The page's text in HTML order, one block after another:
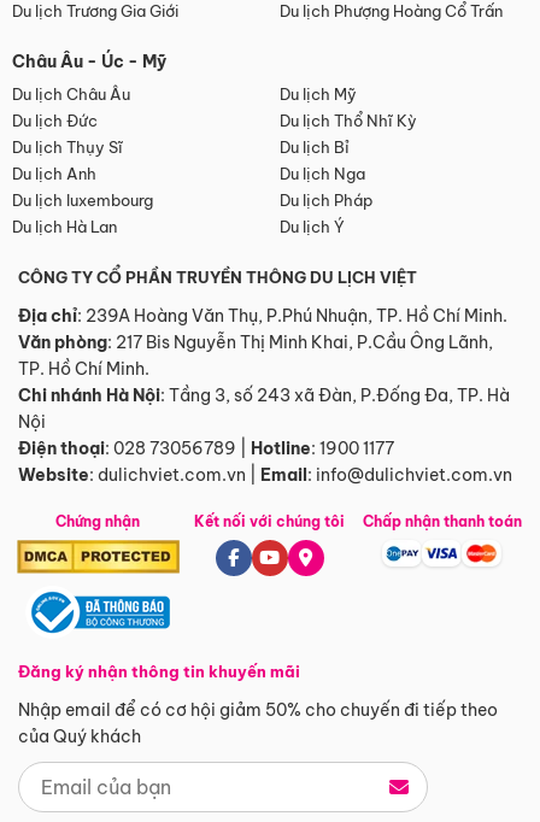
Du lịch Trương Gia Giới
Du lịch Phượng Hoàng Cổ Trấn
Châu Âu - Úc - Mỹ
Du lịch Châu Âu
Du lịch Mỹ
Du lịch Đức
Du lịch Thổ Nhĩ Kỳ
Du lịch Thụy Sĩ
Du lịch Bỉ
Du lịch Anh
Du lịch Nga
Du lịch luxembourg
Du lịch Pháp
Du lịch Hà Lan
Du lịch Ý
CÔNG TY CỔ PHẦN TRUYỀN THÔNG DU LỊCH VIỆT
Địa chỉ: 239A Hoàng Văn Thụ, P.Phú Nhuận, TP. Hồ Chí Minh.
Văn phòng: 217 Bis Nguyễn Thị Minh Khai, P.Cầu Ông Lãnh,
TP. Hồ Chí Minh.
Chi nhánh Hà Nội: Tầng 3, số 243 xã Đàn, P.Đống Đa, TP. Hà
Nội
Điện thoại: 028 73056789 Hotline: 1900 1177
Website: dulichviet.com.vn Email: info@dulichviet.com.vn
Chứng nhận
Đăng ký nhận thông tin khuyến mãi
Nhập email để có cơ hội giảm 50% cho chuyến đi tiếp theo
của Quý khách
Kết nối với chúng tôi Chấp nhận thanh toán